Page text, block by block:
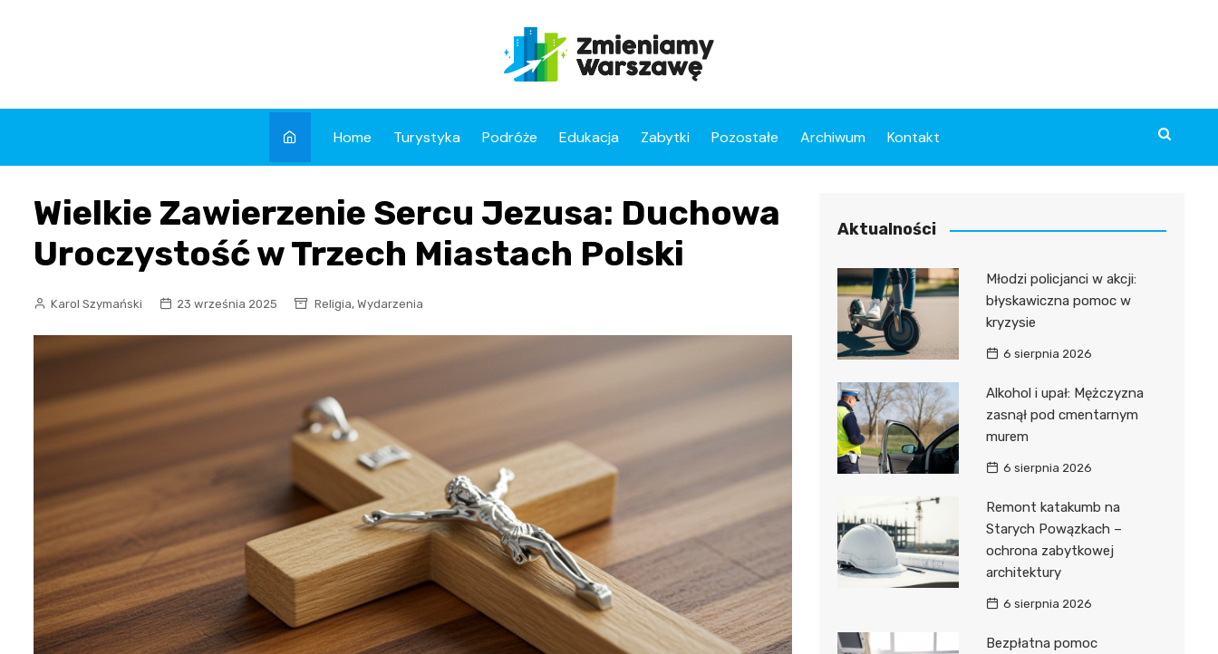
Home Turystyka Podróże Edukacja Zabytki Pozostałe Archiwum Kontakt
Wielkie Zawierzenie Sercu Jezusa: Duchowa
Uroczystość w Trzech Miastach Polski
Karol Szymański 23 września 2025 Religia, Wydarzenia
Aktualności
Młodzi policjanci w akcji:
błyskawiczna pomoc w
kryzysie
6 sierpnia 2026
Alkohol i upał: Mężczyzna
zasnął pod cmentarnym
murem
6 sierpnia 2026
Remont katakumb na
Starych Powązkach –
ochrona zabytkowej
architektury
6 sierpnia 2026
Bezpłatna pomoc